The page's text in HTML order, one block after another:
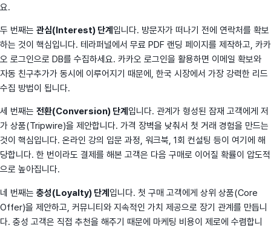
요.
두 번째는 관심(Interest) 단계 입니다. 방문자가 떠나기 전에 연락처를 확보
하는 것이 핵심입니다. 테라퍼널에서 무료 PDF 랜딩 페이지를 제작하고, 카카
오 로그인으로 DB를 수집하세요. 카카오 로그인을 활용하면 이메일 확보와
자동 친구추가가 동시에 이루어지기 때문에, 한국 시장에서 가장 강력한 리드
수집 방법이 됩니다.
세 번째는 전환(Conversion) 단계 입니다. 관계가 형성된 잠재 고객에게 저
가 상품(Tripwire)을 제안합니다. 가격 장벽을 낮춰서 첫 거래 경험을 만드는
것이 핵심입니다. 온라인 강의 입문 과정, 워크북, 1회 컨설팅 등이 여기에 해
당합니다. 한 번이라도 결제를 해본 고객은 다음 구매로 이어질 확률이 압도적
으로 높아집니다.
네 번째는 충성(Loyalty) 단계 입니다. 첫 구매 고객에게 상위 상품(Core
Offer)을 제안하고, 커뮤니티와 지속적인 가치 제공으로 장기 관계를 만듭니
다. 충성 고객은 직접 추천을 해주기 때문에 마케팅 비용이 제로에 수렴합니